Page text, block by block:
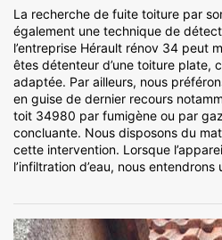
La recherche de fuite toiture par
également une technique de
l’entreprise Hérault rénov 34 peut
êtes détenteur d’une toiture plate,
adaptée. Par ailleurs, nous
en guise de dernier recours
toit 34980 par fumigène ou par
concluante. Nous disposons du
cette intervention. Lorsque
l’infiltration d’eau, nous entendrons